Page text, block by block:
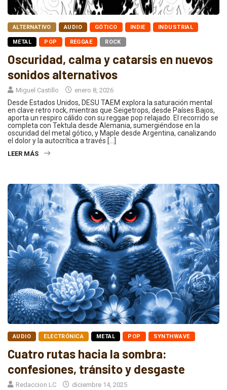
ALTERNATIVO AUDIO GÓTICO INDIE INDUSTRIAL
METAL POP REGGAE ROCK
Oscuridad, calma y catarsis en nuevos
sonidos alternativos
Miguel Castillo enero 8, 2026
Desde Estados Unidos, DESU TAEM explora la saturación mental
en clave retro rock, mientras que Seigetrops, desde Países Bajos,
aporta un respiro cálido con su reggae pop relajado. El recorrido se
completa con Tektula desde Alemania, sumergiéndose en la
oscuridad del metal gótico, y Maple desde Argentina, canalizando
el dolor y la autocrítica a través […]
LEER MÁS
AUDIO ELECTRÓNICA METAL POP SYNTHWAVE
Cuatro rutas hacia la sombra:
confesiones, tránsito y desgaste
Redaccion LC diciembre 14, 2025